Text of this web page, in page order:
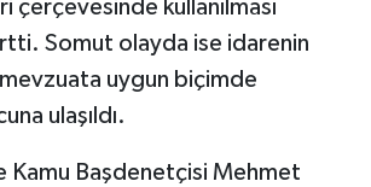
çerçevesinde kullanılması
Somut olayda ise idarenin
uygun biçimde
ulaşıldı.
Kamu Başdenetçisi Mehmet